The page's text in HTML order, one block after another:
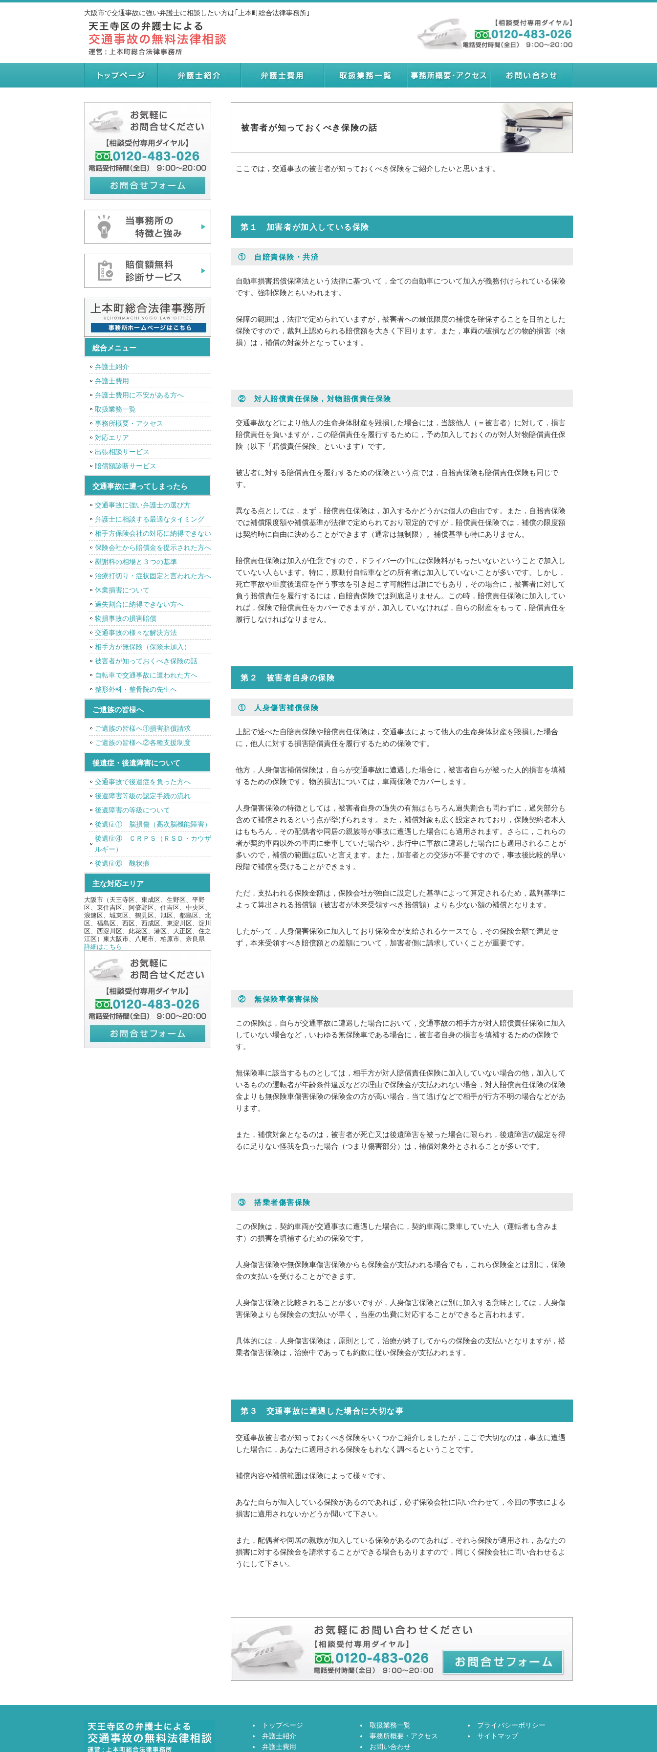
大阪市で交通事故に強い弁護士に相談したい方は｢上本町総合法律事務所｣
被害者が知っておくべき保険の話
ここでは，交通事故の被害者が知っておくべき保険をご紹介したいと思います。
第１ 加害者が加入している保険
① 自賠責保険・共済
自動車損害賠償保障法という法律に基づいて，全ての自動車について加入が義務付けられている保険
です。強制保険ともいわれます。
保障の範囲は，法律で定められていますが，被害者への最低限度の補償を確保することを目的とした
保険ですので，裁判上認められる賠償額を大きく下回ります。また，車両の破損などの物的損害（物
損）は，補償の対象外となっています。
② 対人賠償責任保険，対物賠償責任保険
交通事故などにより他人の生命身体財産を毀損した場合には，当該他人（＝被害者）に対して，損害
賠償責任を負いますが，この賠償責任を履行するために，予め加入しておくのが対人対物賠償責任保
険（以下「賠償責任保険」といいます）です。
被害者に対する賠償責任を履行するための保険という点では，自賠責保険も賠償責任保険も同じで
す。
異なる点としては，まず，賠償責任保険は，加入するかどうかは個人の自由です。また，自賠責保険
では補償限度額や補償基準が法律で定められており限定的ですが，賠償責任保険では，補償の限度額
は契約時に自由に決めることができます（通常は無制限）。補償基準も特にありません。
賠償責任保険は加入が任意ですので，ドライバーの中には保険料がもったいないということで加入し
ていない人もいます。特に，原動付自転車などの所有者は加入していないことが多いです。しかし，
死亡事故や重度後遺症を伴う事故を引き起こす可能性は誰にでもあり，その場合に，被害者に対して
負う賠償責任を履行するには，自賠責保険では到底足りません。この時，賠償責任保険に加入してい
れば，保険で賠償責任をカバーできますが，加入していなければ，自らの財産をもって，賠償責任を
履行しなければなりません。
第２ 被害者自身の保険
① 人身傷害補償保険
上記で述べた自賠責保険や賠償責任保険は，交通事故によって他人の生命身体財産を毀損した場合
に，他人に対する損害賠償責任を履行するための保険です。
他方，人身傷害補償保険は，自らが交通事故に遭遇した場合に，被害者自らが被った人的損害を填補
するための保険です。物的損害については，車両保険でカバーします。
人身傷害保険の特徴としては，被害者自身の過失の有無はもちろん過失割合も問わずに，過失部分も
含めて補償されるという点が挙げられます。また，補償対象も広く設定されており，保険契約者本人
はもちろん，その配偶者や同居の親族等が事故に遭遇した場合にも適用されます。さらに，これらの
者が契約車両以外の車両に乗車していた場合や，歩行中に事故に遭遇した場合にも適用されることが
多いので，補償の範囲は広いと言えます。また，加害者との交渉が不要ですので，事故後比較的早い
段階で補償を受けることができます。
ただ，支払われる保険金額は，保険会社が独自に設定した基準によって算定されるため，裁判基準に
よって算出される賠償額（被害者が本来受領すべき賠償額）よりも少ない額の補償となります。
したがって，人身傷害保険に加入しており保険金が支給されるケースでも，その保険金額で満足せ
ず，本来受領すべき賠償額との差額について，加害者側に請求していくことが重要です。
② 無保険車傷害保険
この保険は，自らが交通事故に遭遇した場合において，交通事故の相手方が対人賠償責任保険に加入
していない場合など，いわゆる無保険車である場合に，被害者自身の損害を填補するための保険で
す。
無保険車に該当するものとしては，相手方が対人賠償責任保険に加入していない場合の他，加入して
いるものの運転者が年齢条件違反などの理由で保険金が支払われない場合，対人賠償責任保険の保険
金よりも無保険車傷害保険の保険金の方が高い場合，当て逃げなどで相手が行方不明の場合などがあ
ります。
また，補償対象となるのは，被害者が死亡又は後遺障害を被った場合に限られ，後遺障害の認定を得
るに足りない怪我を負った場合（つまり傷害部分）は，補償対象外とされることが多いです。
③ 搭乗者傷害保険
この保険は，契約車両が交通事故に遭遇した場合に，契約車両に乗車していた人（運転者も含みま
す）の損害を填補するための保険です。
人身傷害保険や無保険車傷害保険からも保険金が支払われる場合でも，これら保険金とは別に，保険
金の支払いを受けることができます。
人身傷害保険と比較されることが多いですが，人身傷害保険とは別に加入する意味としては，人身傷
害保険よりも保険金の支払いが早く，当座の出費に対応することができると言われます。
具体的には，人身傷害保険は，原則として，治療が終了してからの保険金の支払いとなりますが，搭
乗者傷害保険は，治療中であっても約款に従い保険金が支払われます。
第３ 交通事故に遭遇した場合に大切な事
交通事故被害者が知っておくべき保険をいくつかご紹介しましたが，ここで大切なのは，事故に遭遇
した場合に，あなたに適用される保険をもれなく調べるということです。
補償内容や補償範囲は保険によって様々です。
あなた自らが加入している保険があるのであれば，必ず保険会社に問い合わせて，今回の事故による
損害に適用されないかどうか聞いて下さい。
また，配偶者や同居の親族が加入している保険があるのであれば，それら保険が適用され，あなたの
損害に対する保険金を請求することができる場合もありますので，同じく保険会社に問い合わせるよ
うにして下さい。
総合メニュー
弁護士紹介
弁護士費用
弁護士費用に不安がある方へ
取扱業務一覧
事務所概要・アクセス
対応エリア
出張相談サービス
賠償額診断サービス
交通事故に遭ってしまったら
交通事故に強い弁護士の選び方
弁護士に相談する最適なタイミング
相手方保険会社の対応に納得できない
保険会社から賠償金を提示された方へ
慰謝料の相場と３つの基準
治療打切り・症状固定と言われた方へ
休業損害について
過失割合に納得できない方へ
物損事故の損害賠償
交通事故の様々な解決方法
相手方が無保険（保険未加入）
被害者が知っておくべき保険の話
自転車で交通事故に遭われた方へ
整形外科・整骨院の先生へ
ご遺族の皆様へ
ご遺族の皆様へ①損害賠償請求
ご遺族の皆様へ②各種支援制度
後遺症・後遺障害について
交通事故で後遺症を負った方へ
後遺障害等級の認定手続の流れ
後遺障害の等級について
後遺症① 脳損傷（高次脳機能障害）
後遺症④ ＣＲＰＳ（ＲＳＤ・カウザ
ルギー）
後遺症⑥ 醜状痕
主な対応エリア
大阪市（天王寺区、東成区、生野区、平野
区、東住吉区、阿倍野区、住吉区、中央区、
浪速区、城東区、鶴見区、旭区、都島区、北
区、福島区、西区、西成区、東淀川区、淀川
区、西淀川区、此花区、港区、大正区、住之
江区）東大阪市、八尾市、柏原市、奈良県
詳細はこちら
トップページ
弁護士紹介
弁護士費用
取扱業務一覧
事務所概要・アクセス
お問い合わせ
プライバシーポリシー
サイトマップ